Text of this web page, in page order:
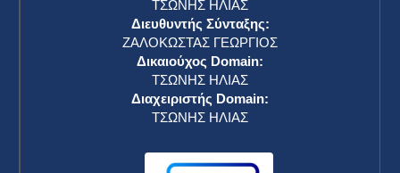
Ομοσπονδίες, αυξημένη κατά 15,5% ​
15 Μαΐου 2026
Ασταμάτητος ο Σίνερ έσπασε στη Ρώμη το ρεκόρ
15 Μαΐου 2026
Μιγκέλ Ντίας-Κανέλ: Η άρση του
απλός» τρόπος για να βοηθήσουν την Κούβα ​